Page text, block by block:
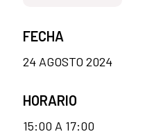
FECHA
24 AGOSTO 2024
HORARIO
15:00 A 17:00